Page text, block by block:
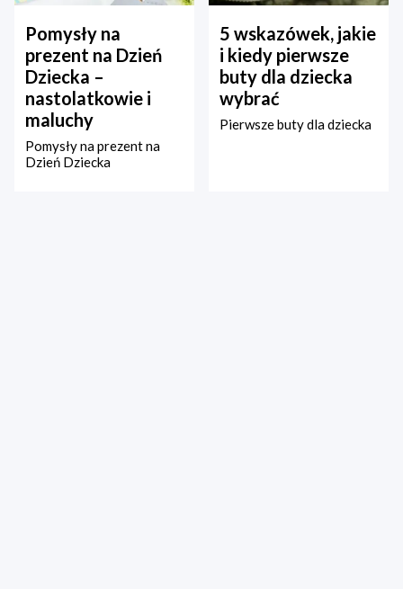
Pomysły na
prezent na Dzień
Dziecka –
nastolatkowie i
maluchy
Pomysły na prezent na
Dzień Dziecka
5 wskazówek, jakie
i kiedy pierwsze
buty dla dziecka
wybrać
Pierwsze buty dla dziecka